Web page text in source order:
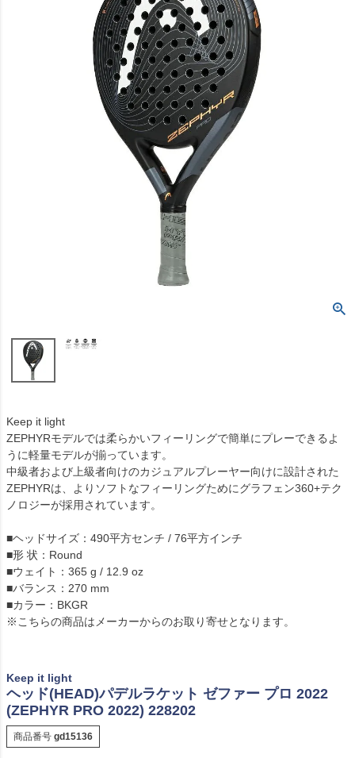
Keep it light
ZEPHYRモデルでは柔らかいフィーリングで簡単にプレーできるよ
うに軽量モデルが揃っています。
中級者および上級者向けのカジュアルプレーヤー向けに設計された
ZEPHYRは、よりソフトなフィーリングためにグラフェン360+テク
ノロジーが採用されています。
■ヘッドサイズ：490平方センチ / 76平方インチ
■形 状：Round
■ウェイト：365 g / 12.9 oz
■バランス：270 mm
■カラー：BKGR
※こちらの商品はメーカーからのお取り寄せとなります。
Keep it light
ヘッド(HEAD)パデルラケット ゼファー プロ 2022
(ZEPHYR PRO 2022) 228202
商品番号 gd15136